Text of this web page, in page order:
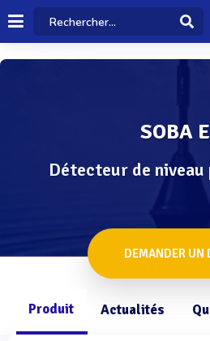
SOBA
Détecteur de
DEMANDER UN
Produit Actualités